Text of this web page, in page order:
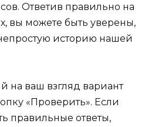
Ответив правильно на
вы можете быть уверены,
историю нашей
на ваш взгляд вариант
«Проверить». Если
правильные ответы,